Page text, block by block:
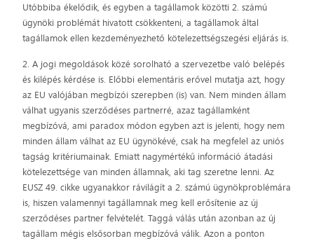
Utóbbiba ékelődik, és egyben a tagállamok közötti 2. számú
ügynöki problémát hivatott csökkenteni, a tagállamok által
tagállamok ellen kezdeményezhető kötelezettségszegési eljárás is.
2. A jogi megoldások közé sorolható a szervezetbe való belépés
és kilépés kérdése is. Előbbi elementáris erővel mutatja azt, hogy
az EU valójában megbízói szerepben (is) van. Nem minden állam
válhat ugyanis szerződéses partnerré, azaz tagállamként
megbízóvá, ami paradox módon egyben azt is jelenti, hogy nem
minden állam válhat az EU ügynökévé, csak ha megfelel az uniós
tagság kritériumainak. Emiatt nagymértékű információ átadási
kötelezettsége van minden államnak, aki tag szeretne lenni. Az
EUSZ 49. cikke ugyanakkor rávilágít a 2. számú ügynökproblémára
is, hiszen valamennyi tagállamnak meg kell erősítenie az új
szerződéses partner felvételét. Taggá válás után azonban az új
tagállam mégis elsősorban megbízóvá válik. Azon a ponton